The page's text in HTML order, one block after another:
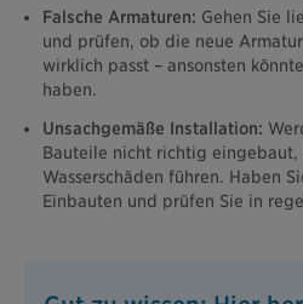
Falsche Armaturen: Gehen Sie
und prüfen, ob die neue
wirklich passt – ansonsten
haben.
Unsachgemäße Installation:
Bauteile nicht richtig eingebaut,
Wasserschäden führen. Haben
Einbauten und prüfen Sie in